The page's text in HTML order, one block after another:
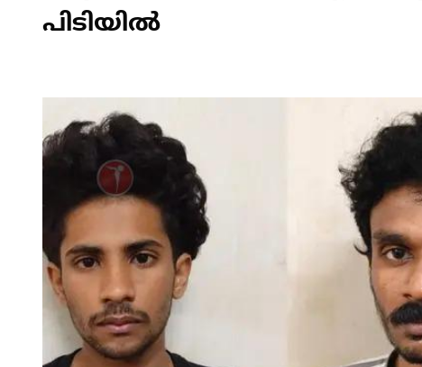
പിടിയിൽ